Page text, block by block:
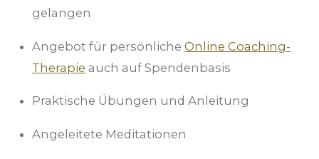
gelangen
Angebot für persönliche Online Coaching-
Therapie auch auf Spendenbasis
Praktische Übungen und Anleitung
Angeleitete Meditationen